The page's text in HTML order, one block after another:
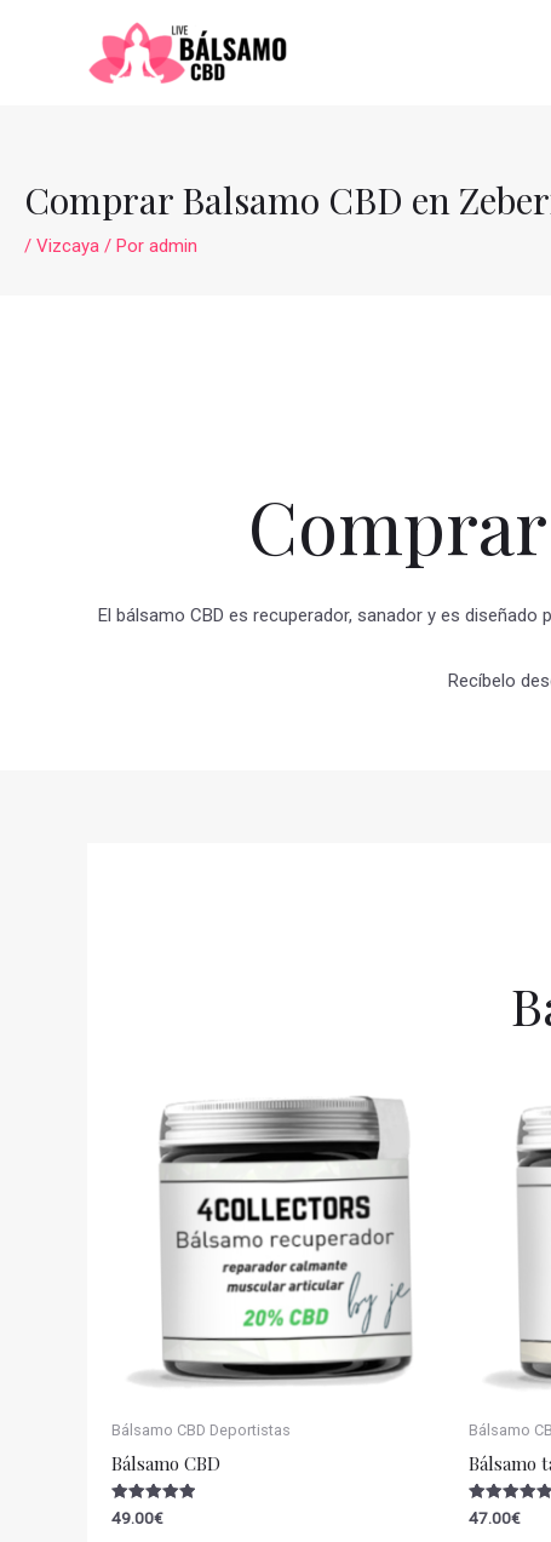
Comprar Balsamo CBD en
/ Vizcaya / Por admin
El bálsamo CBD es recuperador, sanador y es
Recíbelo
Bálsamo CBD Deportistas
Bálsamo CBD
Valorado
con
49.00€
Bálsamo
Bálsamo
Valorado
con
47.00€